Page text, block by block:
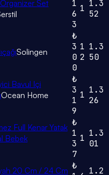
Set
1
6
3
1 1.3
52
Solingen
₺
3
0
0
1
2
1.3
50
Bavul Içi
Ocean Home
₺
3
1
9
1 1.3
26
Full Kenar Yatak
Bebek
₺
1
3
7
1 1.3
01
20 Cm / 24 Cm ₺
1.2